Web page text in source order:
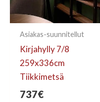
Asiakas-suunnitellut
Kirjahylly 7/8
259x336cm
Tiikkimetsä
737€